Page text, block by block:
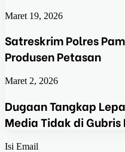
Maret 19, 2026
Satreskrim Polres
Produsen Petasan
Maret 2, 2026
Dugaan Tangkap
Media Tidak di Gubris
Isi Email